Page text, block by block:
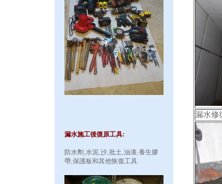
漏水施工後復原工具:
防水劑,水泥,沙,批土,油漆,養生膠
帶,保護板和其他恢復工具.
漏水修